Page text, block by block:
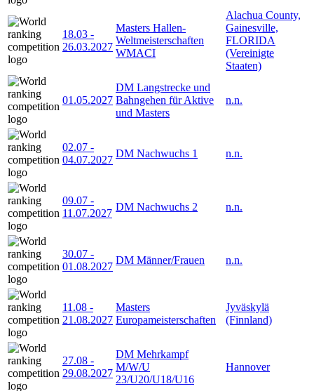
18.03 -
26.03.2027
Masters Hallen-
Weltmeisterschaften
WMACI
Alachua County,
Gainesville,
FLORIDA
(Vereinigte
Staaten)
01.05.2027
DM Langstrecke und
Bahngehen für Aktive
und Masters
n.n.
02.07 -
04.07.2027
DM Nachwuchs 1 n.n.
09.07 -
11.07.2027
DM Nachwuchs 2 n.n.
30.07 -
01.08.2027
DM Männer/Frauen n.n.
11.08 -
21.08.2027
Masters
Europameisterschaften
Jyväskylä
(Finnland)
27.08 -
29.08.2027
DM Mehrkampf
M/W/U
23/U20/U18/U16
Hannover